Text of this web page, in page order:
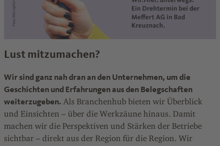
Lust mitzumachen?
Wir sind ganz nah dran an den Unternehmen, um die
Geschichten und Erfahrungen aus den Belegschaften
weiterzugeben. Als Branchenhub bieten wir Überblick
und Einsichten – über die Werkzäune hinaus. Damit
machen wir die Perspektiven und Stärken der Betriebe
sichtbar – direkt aus der Region für die Region. Wir